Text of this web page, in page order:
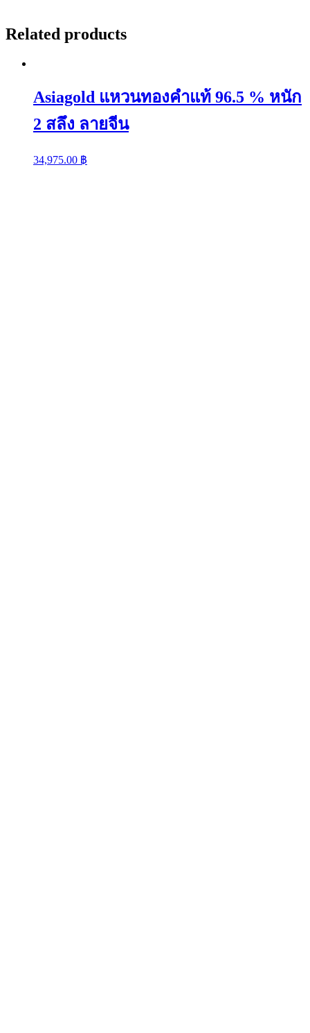
ขัด
Related products
Asiagold แหวนทองคำแท้ 96.5 % หนัก
2 สลึง ลายจีน
34,975.00 ฿